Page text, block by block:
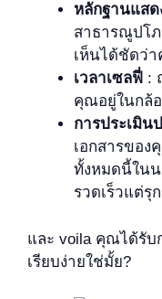
หลักฐานแส
สาธารณูปโภ
เห็นได้ชัดว่
เวลาเซลฟี่ :
คุณอยู่ในกล้อ
การประเมิน
เอกสารขอ
ทั้งหมดนี้ในน
รวดเร็วแต่รุ
และ voila คุณได้รั
เรียบง่ายใช่มั้ย?